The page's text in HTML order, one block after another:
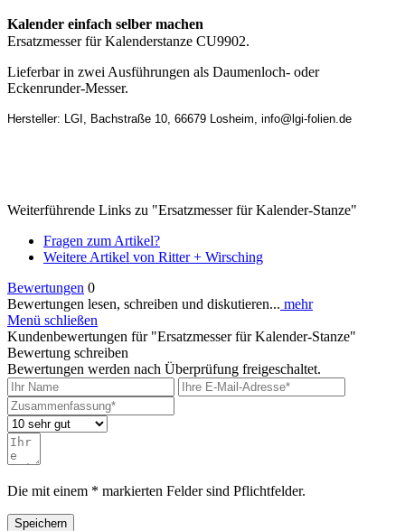
Kalender einfach selber machen
Ersatzmesser für Kalenderstanze CU9902.
Lieferbar in zwei Ausführungen als Daumenloch- oder
Eckenrunder-Messer.
Hersteller: LGI, Bachstraße 10, 66679 Losheim, info@lgi-folien.de
Weiterführende Links zu "Ersatzmesser für Kalender-Stanze"
Fragen zum Artikel?
Weitere Artikel von Ritter + Wirsching
Bewertungen 0
Bewertungen lesen, schreiben und diskutieren... mehr
Menü schließen
Kundenbewertungen für "Ersatzmesser für Kalender-Stanze"
Bewertung schreiben
Bewertungen werden nach Überprüfung freigeschaltet.
Die mit einem * markierten Felder sind Pflichtfelder.
Speichern